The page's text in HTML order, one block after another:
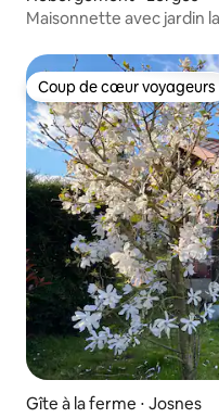
Maisonnette avec jardin
Coup de cœur voyageurs
Coup de cœur voyageurs
Gîte à la ferme ⋅ Josnes